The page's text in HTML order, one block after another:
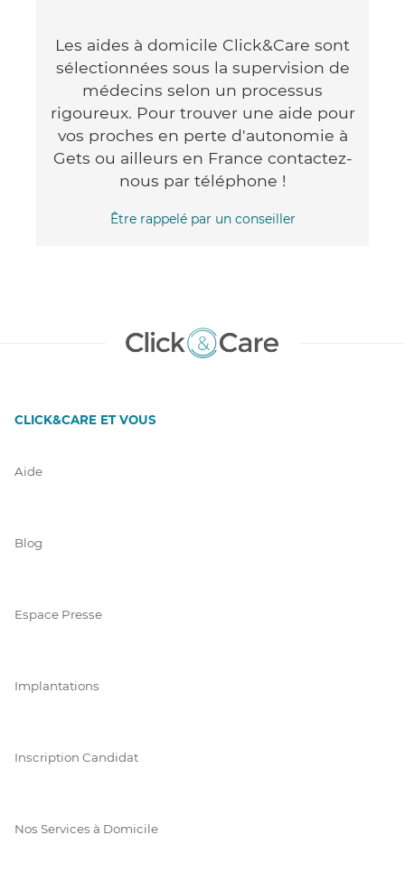
Les aides à domicile Click&Care sont
sélectionnées sous la supervision de
médecins selon un processus
rigoureux. Pour trouver une aide pour
vos proches en perte d'autonomie à
Gets ou ailleurs en France contactez-
nous par téléphone !
Être rappelé par un conseiller
CLICK&CARE ET VOUS
Aide
Blog
Espace Presse
Implantations
Inscription Candidat
Nos Services à Domicile